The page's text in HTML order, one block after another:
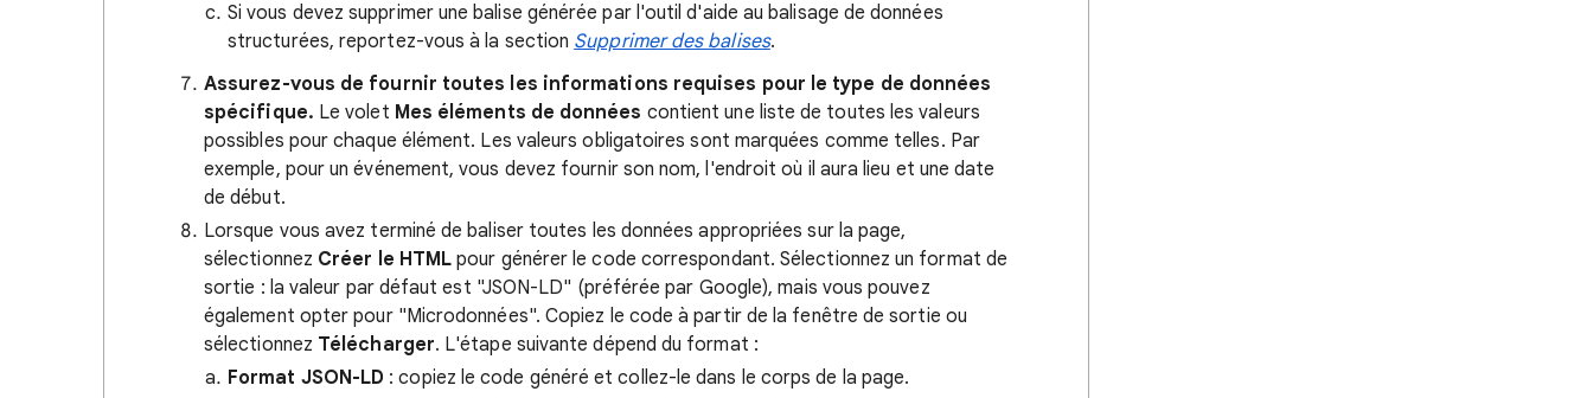
Si vous devez supprimer une balise générée par l'outil d'aide au balisage de données
structurées, reportez-vous à la section Supprimer des balises.
Assurez-vous de fournir toutes les informations requises pour le type de données
spécifique. Le volet Mes éléments de données contient une liste de toutes les valeurs
possibles pour chaque élément. Les valeurs obligatoires sont marquées comme telles. Par
exemple, pour un événement, vous devez fournir son nom, l'endroit où il aura lieu et une date
de début.
Lorsque vous avez terminé de baliser toutes les données appropriées sur la page,
sélectionnez Créer le HTML pour générer le code correspondant. Sélectionnez un format de
sortie : la valeur par défaut est "JSON-LD" (préférée par Google), mais vous pouvez
également opter pour "Microdonnées". Copiez le code à partir de la fenêtre de sortie ou
sélectionnez Télécharger. L'étape suivante dépend du format :
Format JSON-LD : copiez le code généré et collez-le dans le corps de la page.